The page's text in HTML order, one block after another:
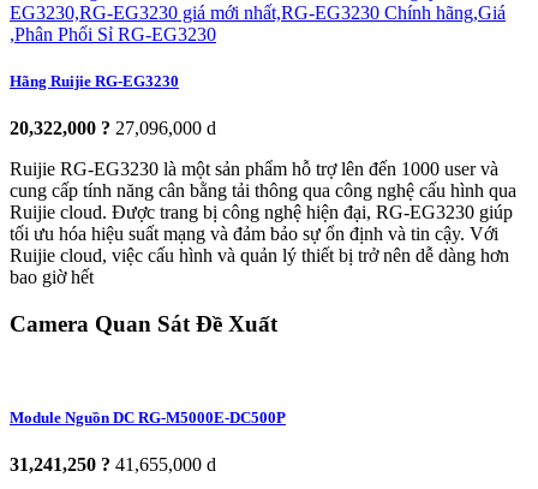
Hãng Ruijie RG-EG3230
20,322,000 ? 27,096,000 d
Ruijie RG-EG3230 là một sản phẩm hỗ trợ lên đến 1000 user và
cung cấp tính năng cân bằng tải thông qua công nghệ cấu hình qua
Ruijie cloud. Được trang bị công nghệ hiện đại, RG-EG3230 giúp
tối ưu hóa hiệu suất mạng và đảm bảo sự ổn định và tin cậy. Với
Ruijie cloud, việc cấu hình và quản lý thiết bị trở nên dễ dàng hơn
bao giờ hết
Camera Quan Sát Đề Xuất
Module Nguồn DC RG-M5000E-DC500P
31,241,250 ? 41,655,000 d